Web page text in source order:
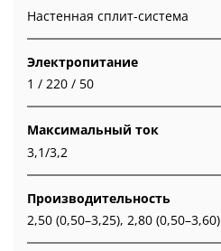
Настенная сплит-система
Электропитание
1 / 220 / 50
Максимальный ток
3,1/3,2
Производительность
2,50 (0,50–3,25), 2,80 (0,50–3,60)